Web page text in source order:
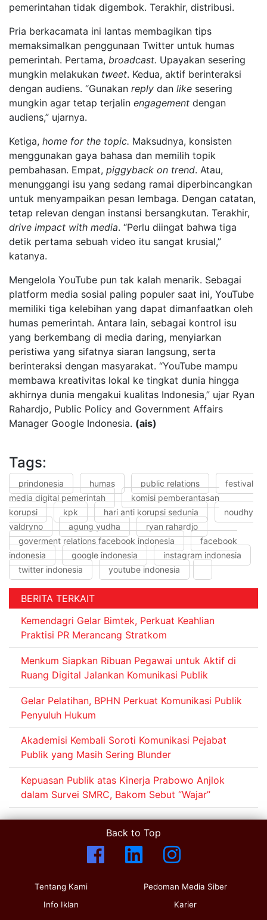
pemerintahan tidak digembok. Terakhir, distribusi.
Pria berkacamata ini lantas membagikan tips
memaksimalkan penggunaan Twitter untuk humas
pemerintah. Pertama, broadcast. Upayakan sesering
mungkin melakukan tweet. Kedua, aktif berinteraksi
dengan audiens. “Gunakan reply dan like sesering
mungkin agar tetap terjalin engagement dengan
audiens,” ujarnya.
Ketiga, home for the topic. Maksudnya, konsisten
menggunakan gaya bahasa dan memilih topik
pembahasan. Empat, piggyback on trend. Atau,
menunggangi isu yang sedang ramai diperbincangkan
untuk menyampaikan pesan lembaga. Dengan catatan,
tetap relevan dengan instansi bersangkutan. Terakhir,
drive impact with media. “Perlu diingat bahwa tiga
detik pertama sebuah video itu sangat krusial,”
katanya.
Mengelola YouTube pun tak kalah menarik. Sebagai
platform media sosial paling populer saat ini, YouTube
memiliki tiga kelebihan yang dapat dimanfaatkan oleh
humas pemerintah. Antara lain, sebagai kontrol isu
yang berkembang di media daring, menyiarkan
peristiwa yang sifatnya siaran langsung, serta
berinteraksi dengan masyarakat. “YouTube mampu
membawa kreativitas lokal ke tingkat dunia hingga
akhirnya dunia mengakui kualitas Indonesia,” ujar Ryan
Rahardjo, Public Policy and Government Affairs
Manager Google Indonesia. (ais)
Tags:
prindonesia humas public relations
festival
media digital pemerintah
komisi pemberantasan
korupsi
kpk hari anti korupsi sedunia
noudhy
valdryno
agung yudha
ryan rahardjo
goverment relations facebook indonesia
facebook
indonesia
google indonesia
instagram indonesia
twitter indonesia
youtube indonesia
BERITA TERKAIT
Kemendagri Gelar Bimtek, Perkuat Keahlian
Praktisi PR Merancang Stratkom
Menkum Siapkan Ribuan Pegawai untuk Aktif di
Ruang Digital Jalankan Komunikasi Publik
Gelar Pelatihan, BPHN Perkuat Komunikasi Publik
Penyuluh Hukum
Akademisi Kembali Soroti Komunikasi Pejabat
Publik yang Masih Sering Blunder
Kepuasan Publik atas Kinerja Prabowo Anjlok
dalam Survei SMRC, Bakom Sebut “Wajar”
Back to Top
Tentang Kami
Info Iklan
Pedoman Media Siber
Karier